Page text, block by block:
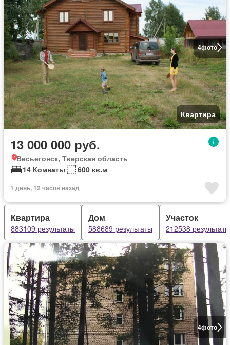
4фото
Квартира
13 000 000 руб.
Весьегонск, Тверская область
14 Комнаты
600 кв.м
1 день, 12 часов назад
Квартира
883109 результаты
Дом
588689 результаты
Участок
212538 результаты
4фото